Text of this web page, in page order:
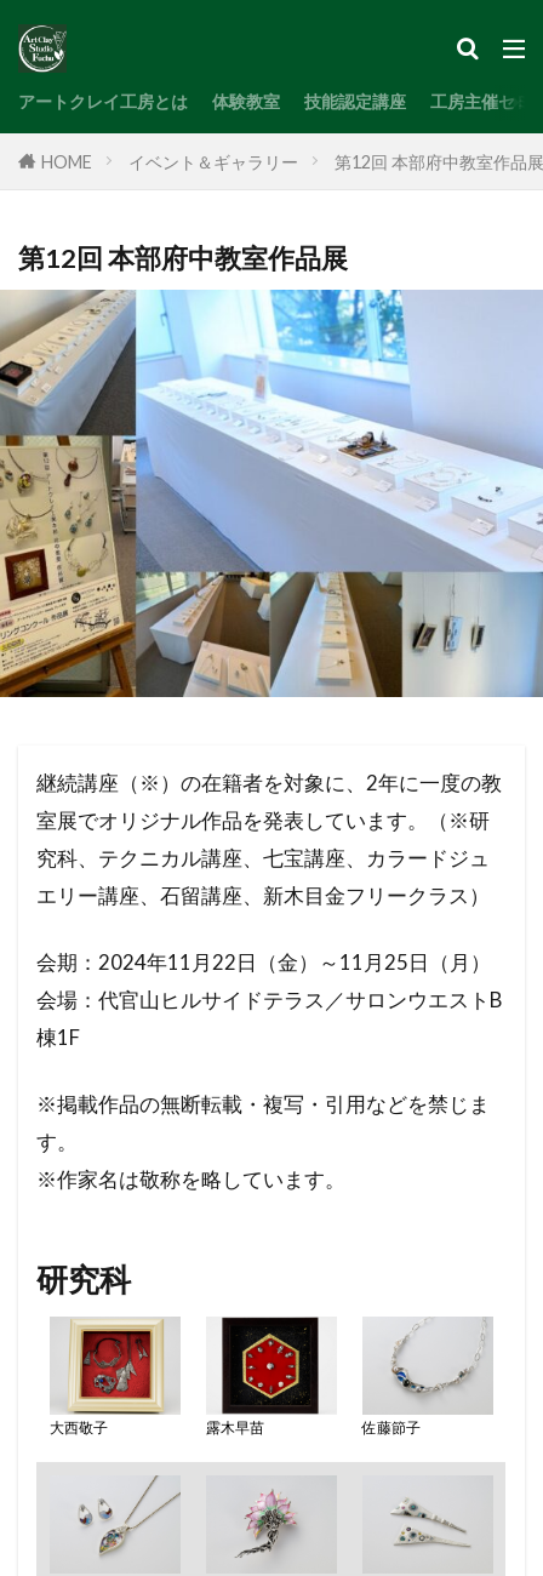
アートクレイ工房とは 体験教室 技能認定講座 工房主催セミ
HOME イベント＆ギャラリー 第12回 本部府中教室作品展
第12回 本部府中教室作品展
継続講座（※）の在籍者を対象に、2年に一度の教
室展でオリジナル作品を発表しています。（※研
究科、テクニカル講座、七宝講座、カラードジュ
エリー講座、石留講座、新木目金フリークラス）
会期：2024年11月22日（金）～11月25日（月）
会場：代官山ヒルサイドテラス／サロンウエストB
棟1F
※掲載作品の無断転載・複写・引用などを禁じま
す。
※作家名は敬称を略しています。
研究科
大西敬子 露木早苗 佐藤節子